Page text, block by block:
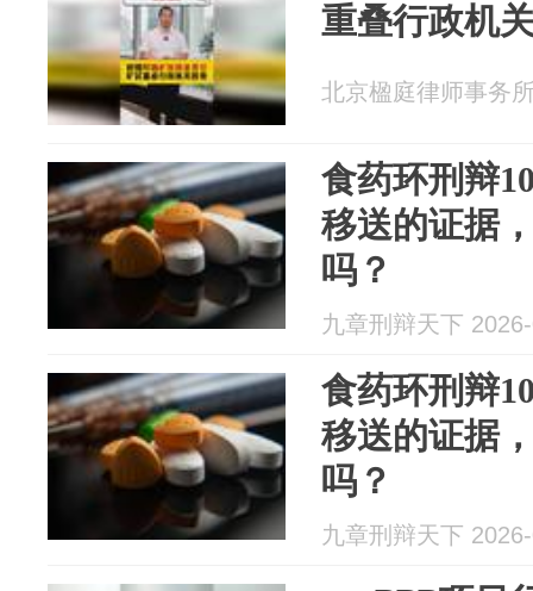
重叠行政机
北京楹庭律师事务
食药环刑辩
移送的证据
吗？
九章刑辩天下
食药环刑辩
移送的证据
吗？
九章刑辩天下